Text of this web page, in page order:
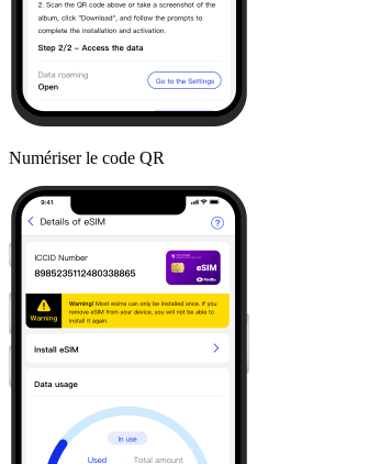
Numériser le code QR